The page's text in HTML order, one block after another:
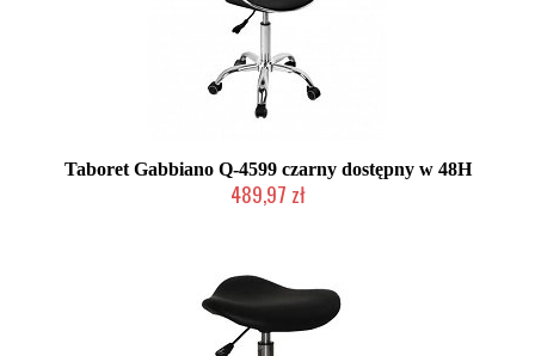
Taboret Gabbiano Q-4599 czarny dostępny w 48H
489,97 zł